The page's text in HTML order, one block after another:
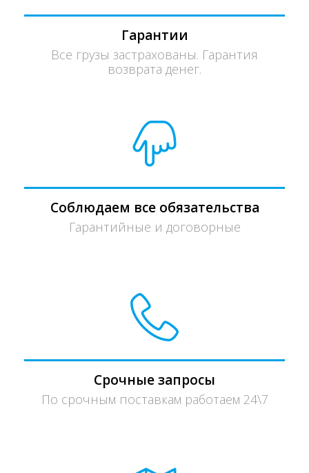
Гарантии
Все грузы застрахованы. Гарантия
возврата денег.
Соблюдаем все обязательства
Гарантийные и договорные
Срочные запросы
По срочным поставкам работаем 24\7